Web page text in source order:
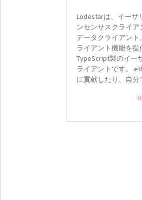
Lodestarは、イーサ
ンセンサスクライア
データクライアント
ライアント機能を提
TypeScript製のイー
ライアントです。
に貢献したり、自